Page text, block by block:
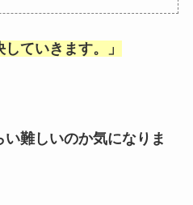
ていきます。 」
難しいのか気になりま